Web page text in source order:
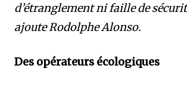
d’étranglement ni faille de
ajoute Rodolphe Alonso.
Des opérateurs écologiques